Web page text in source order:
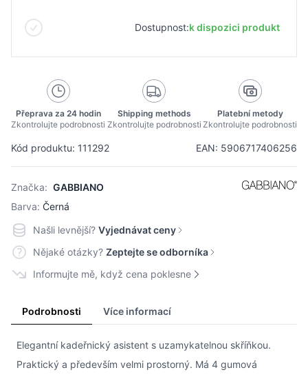
Kód produktu: 111292 EAN: 5906717406256
Značka: GABBIANO
Barva: Černá
Dostupnost:k dispozici produkt
Přeprava za 24 hodin
Zkontrolujte podrobnosti
Shipping methods
Zkontrolujte podrobnosti
Platební metody
Zkontrolujte podrobnosti
Našli levnější? Vyjednávat ceny
Nějaké otázky? Zeptejte se odborníka
Informujte mě, když cena poklesne
Podrobnosti Více informací
Elegantní kadeřnický asistent s uzamykatelnou skříňkou.
Praktický a především velmi prostorný. Má 4 gumová